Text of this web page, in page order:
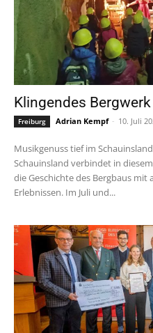
Klingendes Bergwerk
Freiburg Adrian Kempf - 10. Juli
Musikgenuss tief im
Schauinsland verbindet in
die Geschichte des Bergbaus
Erlebnissen. Im Juli und...